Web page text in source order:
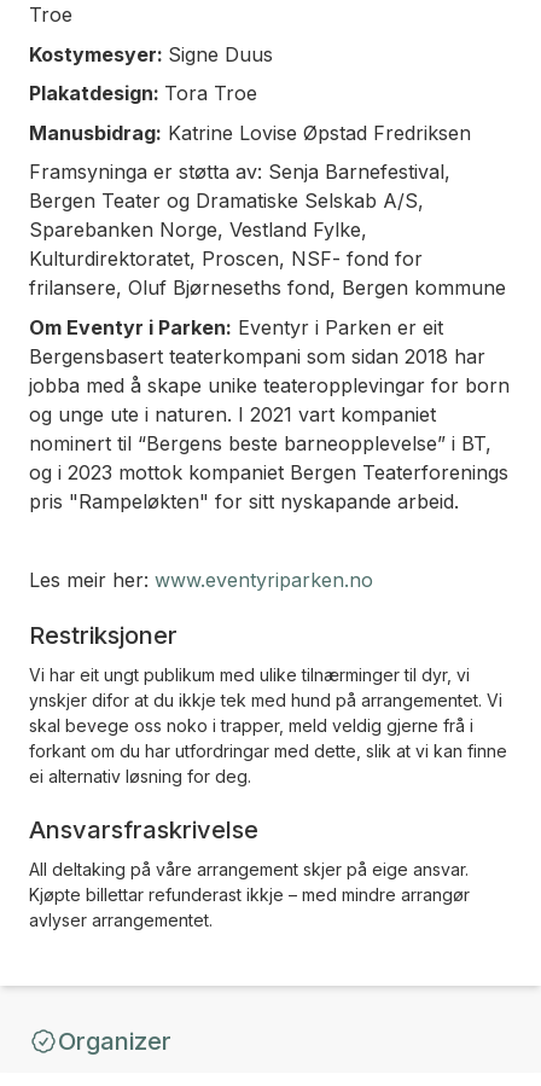
Troe
Kostymesyer: Signe Duus
Plakatdesign: Tora Troe
Manusbidrag: Katrine Lovise Øpstad Fredriksen
Framsyninga er støtta av: Senja Barnefestival,
Bergen Teater og Dramatiske Selskab A/S,
Sparebanken Norge, Vestland Fylke,
Kulturdirektoratet, Proscen, NSF- fond for
frilansere, Oluf Bjørneseths fond, Bergen kommune
Om Eventyr i Parken: Eventyr i Parken er eit
Bergensbasert teaterkompani som sidan 2018 har
jobba med å skape unike teateropplevingar for born
og unge ute i naturen. I 2021 vart kompaniet
nominert til “Bergens beste barneopplevelse” i BT,
og i 2023 mottok kompaniet Bergen Teaterforenings
pris "Rampeløkten" for sitt nyskapande arbeid.
Les meir her: www.eventyriparken.no
Restriksjoner
Vi har eit ungt publikum med ulike tilnærminger til dyr, vi
ynskjer difor at du ikkje tek med hund på arrangementet. Vi
skal bevege oss noko i trapper, meld veldig gjerne frå i
forkant om du har utfordringar med dette, slik at vi kan finne
ei alternativ løsning for deg.
Ansvarsfraskrivelse
All deltaking på våre arrangement skjer på eige ansvar.
Kjøpte billettar refunderast ikkje – med mindre arrangør
avlyser arrangementet.
Organizer